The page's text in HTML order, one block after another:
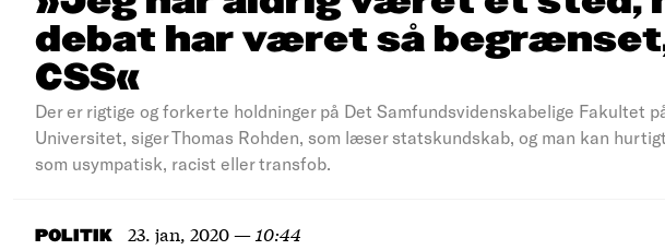
debat har været så
CSS«
Der er rigtige og forkerte holdninger på Det Samfundsvidenskabelige Fakultet
Universitet, siger Thomas Rohden, som læser statskundskab, og man kan
som usympatisk, racist eller transfob.
POLITIK 23. jan, 2020— 10:44